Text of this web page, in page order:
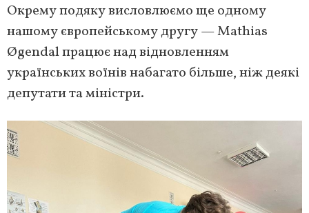
Окрему подяку висловлюємо ще одному
нашому європейському другу — Mathias
Øgendal працює над відновленням
українських воїнів набагато більше, ніж деякі
депутати та міністри.